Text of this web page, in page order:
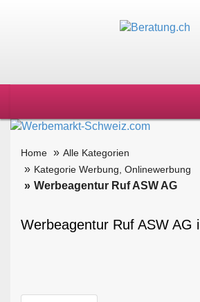
Home
Alle Kategorien
Kategorie Werbung, Onlinewerbung
Werbeagentur Ruf ASW AG
Werbeagentur Ruf ASW AG